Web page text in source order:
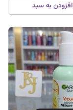
افزودن به سبد